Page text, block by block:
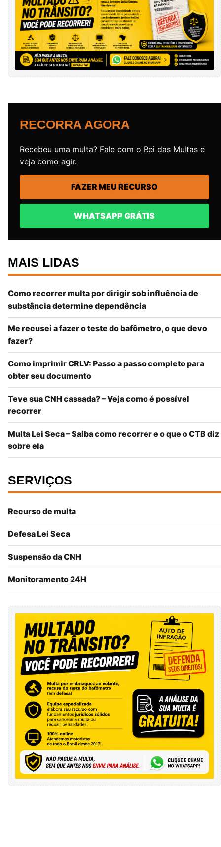
RECORRA AGORA
Recebeu uma multa? Fale com o Rei das Multas e
veja como agir.
FAZER MEU RECURSO
WHATSAPP GRÁTIS
MAIS LIDAS
Como recorrer multa por dirigir sob influência de
substância determine dependência
Me recusei a fazer o teste do bafômetro, o que devo
fazer?
Como imprimir CRLV: Passo a passo completo para
obter seu documento
Teve sua CNH cassada? – Veja como é possível
recorrer
Multa Lei Seca – Saiba como recorrer e o que o CTB diz
sobre ela
SERVIÇOS
Recurso de multa
Defesa Lei Seca
Suspensão da CNH
Monitoramento 24H